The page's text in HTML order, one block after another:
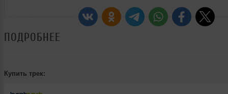
ПОДРОБНЕЕ
Купить трек: